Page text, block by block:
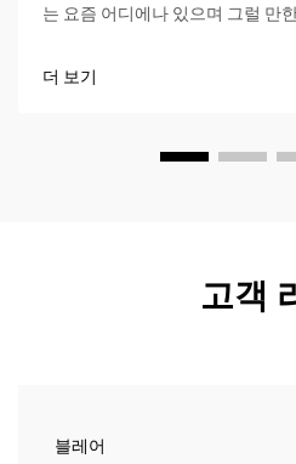
는 요즘 어디에나 있으며 그럴 만
지런히 담아내면, 테이블 전체가
를 자아냅니다.
더 보기
고객
블레어